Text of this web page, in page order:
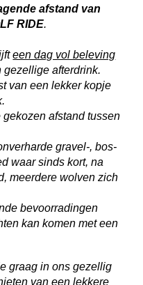
afstand van
RIDE.
een dag vol beleving
gezellige afterdrink.
van een lekker kopje
afstand tussen
gravel-, bos-
waar sinds kort, na
meerdere wolven zich
bevoorradingen
kan komen met een
graag in ons gezellig
van een lekkere